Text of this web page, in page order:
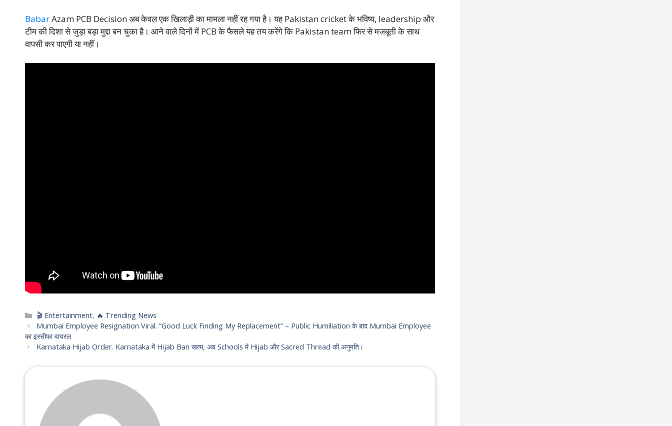
BabarAzam PCB Decision अब केवल एक खिलाड़ी का मामला नहीं रह गया है। यह Pakistan cricket के भविष्य, leadership और
टीम की दिशा से जुड़ा बड़ा मुद्दा बन चुका है। आने वाले दिनों में PCB के फैसले यह तय करेंगे कि Pakistan team फिर से मजबूती के साथ
वापसी कर पाएगी या नहीं।
Categories
🎬 Entertainment, 🔥 Trending News
Mumbai Employee Resignation Viral. “Good Luck Finding My Replacement” – Public Humiliation के बाद Mumbai Employee
का इस्तीफा वायरल
Karnataka Hijab Order. Karnataka में Hijab Ban खत्म, अब Schools में Hijab और Sacred Thread की अनुमति।